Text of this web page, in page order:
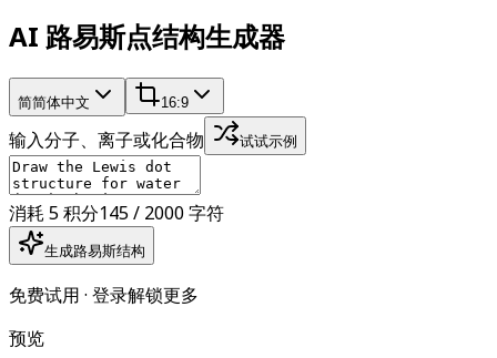
AI 路易斯点结构生成器
简简体中文 16:9
输入分子、离子或化合物 试试示例
消耗 5 积分145 / 2000 字符
生成路易斯结构
免费试用 · 登录解锁更多
预览